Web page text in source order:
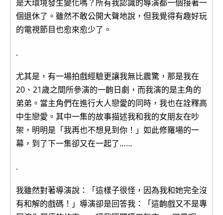
是大環境發生變化嗎？所有我認識的導演都一個接著一
個退休了。雖然不敢公開大聲地說，但我覺得有趣好玩
的電視節目也愈來愈少了。
.
尤其是，有一場拍戲經驗更讓我無比震驚，那是我在
20、21歲之間所參演的一齣日劇，而我演的是主角的
弟弟。當主角們在進行大人戀愛的同時，我也在詮釋高
中生戀愛。其中一集的故事描述我和我的女朋友在吵
架，明明是「我再也不想見到你！」如此修羅場的一
幕，到了下一集卻又在一起了……
.
我雖然對著導演說：「這樣子很怪，因為我和她完全沒
有和解的戲碼！」導演卻是回答我：「這齣戲又不是專